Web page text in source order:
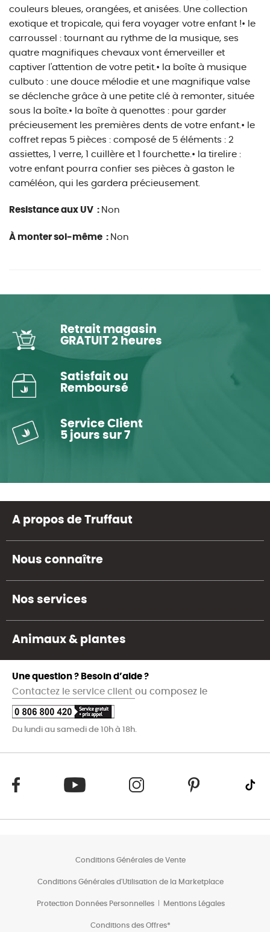
couleurs bleues, orangées, et anisées. Une collection
exotique et tropicale, qui fera voyager votre enfant !• le
carroussel : tournant au rythme de la musique, ses
quatre magnifiques chevaux vont émerveiller et
captiver l'attention de votre petit.• la boîte à musique
culbuto : une douce mélodie et une magnifique valse
se déclenche grâce à une petite clé à remonter, située
sous la boîte.• la boîte à quenottes : pour garder
précieusement les premières dents de votre enfant.• le
coffret repas 5 pièces : composé de 5 éléments : 2
assiettes, 1 verre, 1 cuillère et 1 fourchette.• la tirelire :
votre enfant pourra confier ses pièces à gaston le
caméléon, qui les gardera précieusement.
Resistance aux UV : Non
À monter soi-même : Non
Retrait magasin
GRATUIT 2 heures
Satisfait ou
Remboursé
Service Client
5 jours sur 7
A propos de Truffaut
Nous connaître
Nos services
Animaux & plantes
Une question ? Besoin d’aide ?
Contactez le service client ou composez le
Du lundi au samedi de 10h à 18h.
Conditions Générales de Vente
Conditions Générales d'Utilisation de la Marketplace
Protection Données Personnelles Mentions Légales
Conditions des Offres*